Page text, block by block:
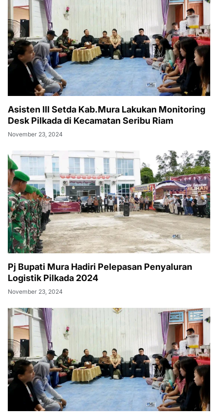
Asisten III Setda Kab.Mura Lakukan Monitoring
Desk Pilkada di Kecamatan Seribu Riam
November 23, 2024
Pj Bupati Mura Hadiri Pelepasan Penyaluran
Logistik Pilkada 2024
November 23, 2024